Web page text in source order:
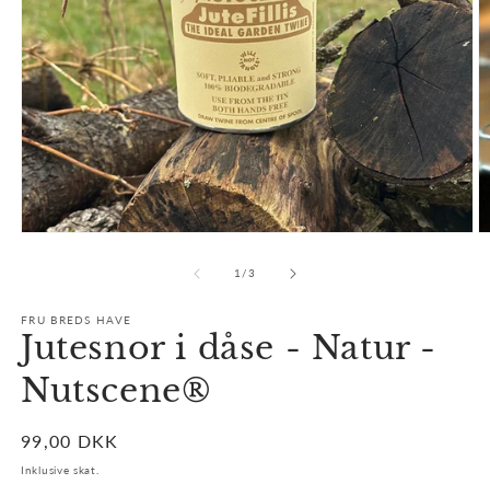
1 /af
3
FRU BREDS HAVE
Jutesnor i dåse - Natur -
Nutscene®
Normalpris
99,00 DKK
Inklusive skat.